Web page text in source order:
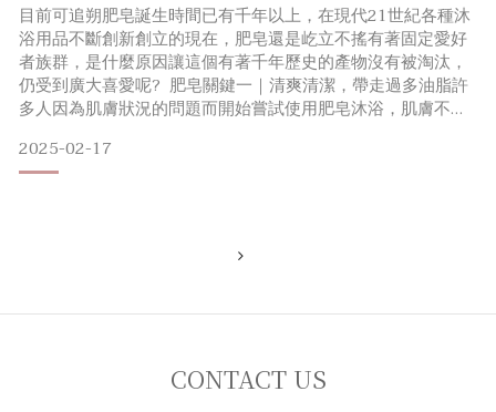
目前可追朔肥皂誕生時間已有千年以上，在現代21世紀各種沐
浴用品不斷創新創立的現在，肥皂還是屹立不搖有著固定愛好
者族群，是什麼原因讓這個有著千年歷史的產物沒有被淘汰，
仍受到廣大喜愛呢? 肥皂關鍵一｜清爽清潔，帶走過多油脂許
多人因為肌膚狀況的問題而開始嘗試使用肥皂沐浴，肌膚不穩
發炎，而皂含有偏鹼性的皂鹼在清潔力度上較強，容易帶走過
多的油脂，讓肌膚回歸油水平衡。肥皂泡泡也易於清水沖洗帶
2025-02-17
CONTACT US